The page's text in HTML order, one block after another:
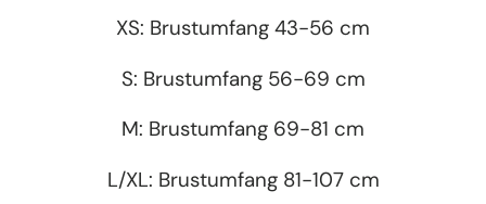
XS: Brustumfang 43-56 cm
S: Brustumfang 56-69 cm
M: Brustumfang 69-81 cm
L/XL: Brustumfang 81-107 cm